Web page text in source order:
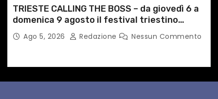
TRIESTE CALLING THE BOSS – da giovedì 6 a
domenica 9 agosto il festival triestino
dedicato a Springsteen
Ago 5, 2026 Redazione Nessun Commento